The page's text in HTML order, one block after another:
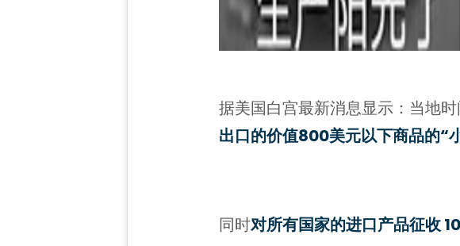
据美国白宫最新消息显示：当地
出口的价值800美元以下商品的“
同时对所有国家的进口产品征收